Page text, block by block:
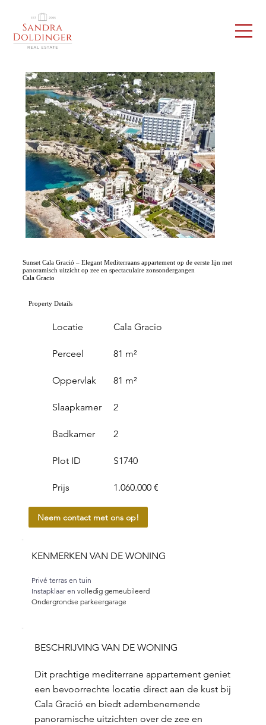
Sunset Cala Gració – Elegant Mediterraans appartement op de eerste lijn met
panoramisch uitzicht op zee en spectaculaire zonsondergangen
Cala Gracio
Property Details
Locatie
Perceel
Oppervlak
Cala Gracio
81 m²
81 m²
Slaapkamer
Badkamer
2
2
Plot ID
Prijs
S1740
1.060.000 €
Neem contact met ons op!
KENMERKEN VAN DE WONING
Privé terras en tuin
Instapklaar en volledig gemeubileerd
Ondergrondse parkeergarage
BESCHRIJVING VAN DE WONING
Dit prachtige mediterrane appartement geniet
een bevoorrechte locatie direct aan de kust bij
Cala Gració en biedt adembenemende
panoramische uitzichten over de zee en